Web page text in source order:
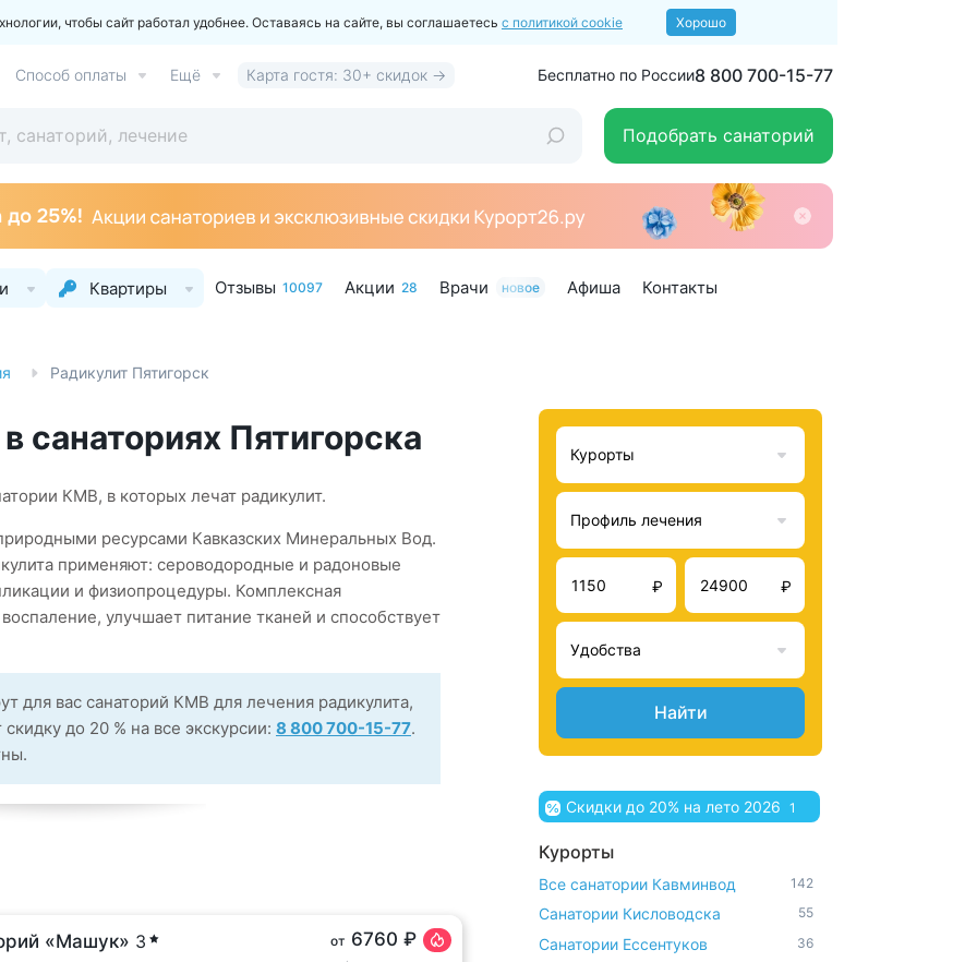
чтобы сайт работал удобнее. Оставаясь на сайте, вы соглашаетесь с политикой cookie Хорошо
Способ оплаты Ещё Карта гостя: 30+ скидок → Бесплатно по России8 800 700-15-77
Подобрать санаторий
Квартиры Отзывы 10097 Акции 28 Врачи новое Афиша Контакты
Радикулит Пятигорск
санаториях Пятигорска
КМВ, в которых лечат радикулит.
ресурсами Кавказских Минеральных Вод.
применяют: сероводородные и радоновые
и физиопроцедуры. Комплексная
улучшает питание тканей и способствует
для вас санаторий КМВ для лечения радикулита,
до 20 % на все экскурсии: 8 800 700-15-77.
«Машук» 3 от 6760 ₽
Курорты
Профиль лечения
₽ ₽
Удобства
Найти
Скидки до 20% на лето 2026 1
Курорты
Все санатории Кавминвод 142
Санатории Кисловодска 55
Санатории Ессентуков 36